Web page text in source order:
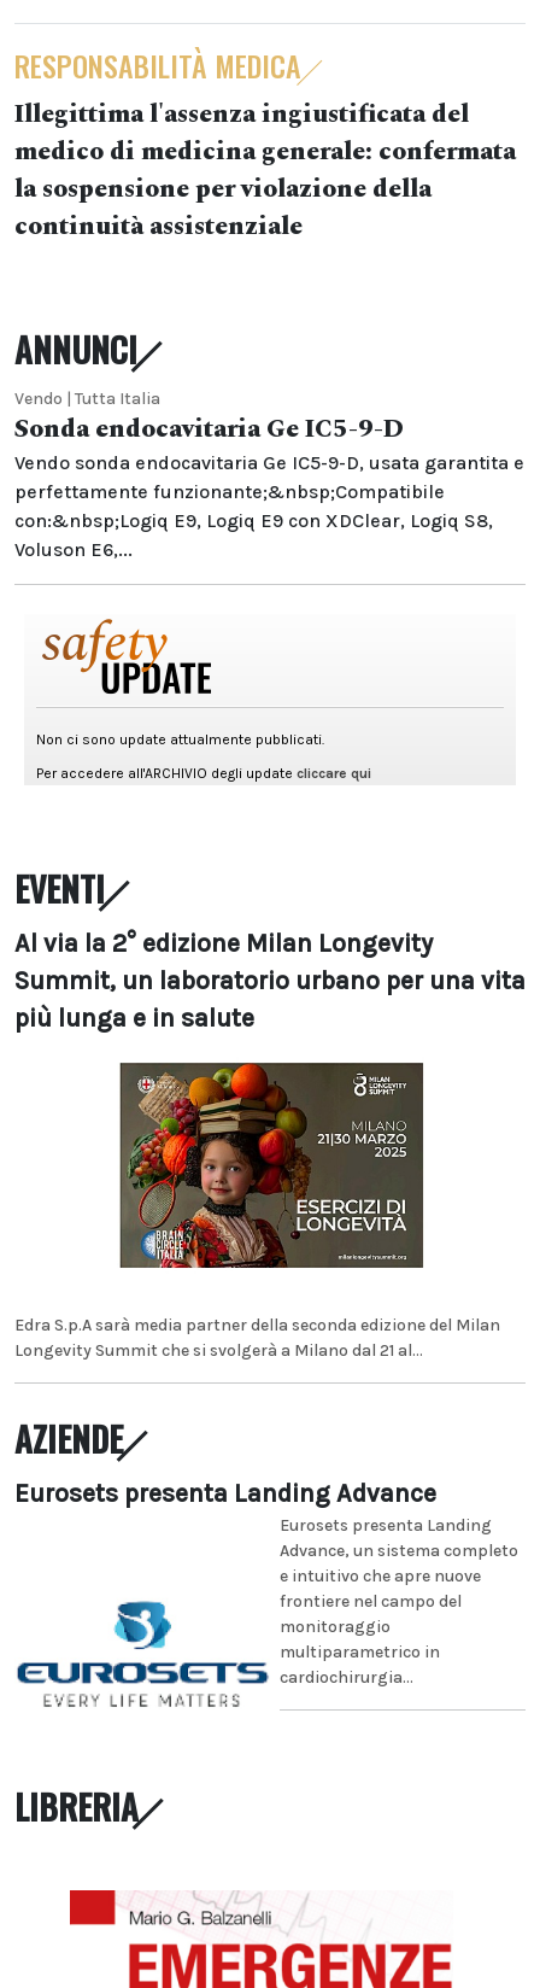
RESPONSABILITÀ MEDICA
Illegittima l'assenza ingiustificata del
medico di medicina generale: confermata
la sospensione per violazione della
continuità assistenziale
ANNUNCI
Vendo | Tutta Italia
Sonda endocavitaria Ge IC5-9-D
Vendo sonda endocavitaria Ge IC5-9-D, usata garantita e
perfettamente funzionante;&nbsp;Compatibile
con:&nbsp;Logiq E9, Logiq E9 con XDClear, Logiq S8,
Voluson E6,...
EVENTI
Al via la 2° edizione Milan Longevity
Summit, un laboratorio urbano per una vita
più lunga e in salute
Edra S.p.A sarà media partner della seconda edizione del Milan
Longevity Summit che si svolgerà a Milano dal 21 al...
AZIENDE
Eurosets presenta Landing Advance
Eurosets presenta Landing
Advance, un sistema completo
e intuitivo che apre nuove
frontiere nel campo del
monitoraggio
multiparametrico in
cardiochirurgia...
LIBRERIA